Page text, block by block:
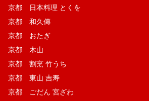
京都 日本料理 とくを
京都 和久傳
京都 おたぎ
京都 木山
京都 割烹 竹うち
京都 東山 吉寿
京都 ごだん 宮ざわ